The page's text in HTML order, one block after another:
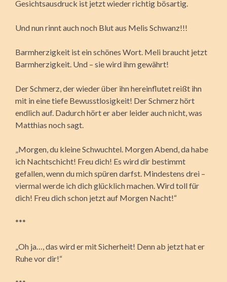
Gesichtsausdruck ist jetzt wieder richtig bösartig.
Und nun rinnt auch noch Blut aus Melis Schwanz!!!
Barmherzigkeit ist ein schönes Wort. Meli braucht jetzt
Barmherzigkeit. Und – sie wird ihm gewährt!
Der Schmerz, der wieder über ihn hereinflutet reißt ihn
mit in eine tiefe Bewusstlosigkeit! Der Schmerz hört
endlich auf. Dadurch hört er aber leider auch nicht, was
Matthias noch sagt.
„Morgen, du kleine Schwuchtel. Morgen Abend, da habe
ich Nachtschicht! Freu dich! Es wird dir bestimmt
gefallen, wenn du mich spüren darfst. Mindestens drei –
viermal werde ich dich glücklich machen. Wird toll für
dich! Freu dich schon jetzt auf Morgen Nacht!“
***
„Oh ja…, das wird er mit Sicherheit! Denn ab jetzt hat er
Ruhe vor dir!“